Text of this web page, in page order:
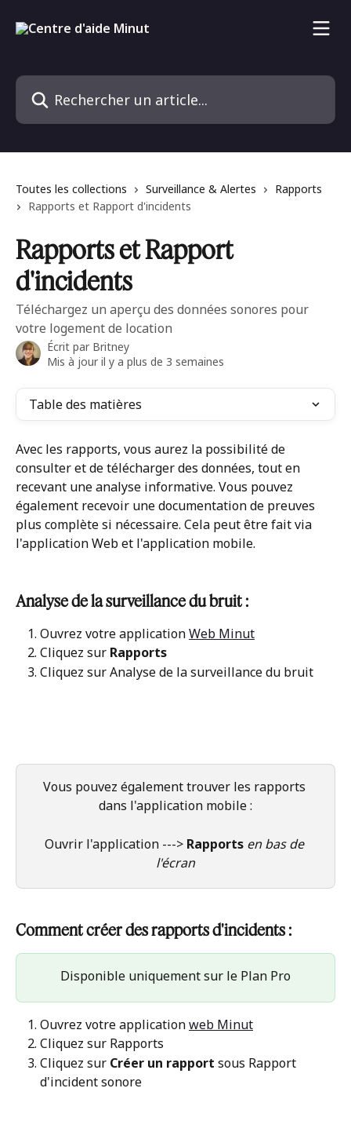
Rechercher un article...
Toutes les collections Surveillance & Alertes
Rapports
Rapports et Rapport d'incidents
Rapports et Rapport
d'incidents
Téléchargez un aperçu des données sonores pour
votre logement de location
Écrit par Britney
Mis à jour il y a plus de 3 semaines
Table des matières
Avec les rapports, vous aurez la possibilité de
consulter et de télécharger des données, tout en
recevant une analyse informative. Vous pouvez
également recevoir une documentation de preuves
plus complète si nécessaire. Cela peut être fait via
l'application Web et l'application mobile.
Analyse de la surveillance du bruit :
Ouvrez votre application Web Minut
Cliquez sur Rapports
Cliquez sur Analyse de la surveillance du bruit
Vous pouvez également trouver les rapports
dans l'application mobile :
Ouvrir l'application ---> Rapports en bas de
l'écran
Comment créer des rapports d'incidents :
Disponible uniquement sur le Plan Pro
Ouvrez votre application web Minut
Cliquez sur Rapports
Cliquez sur Créer un rapport sous Rapport
d'incident sonore